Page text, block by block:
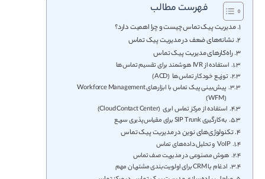
فهرست مطالب
مدیریت پیک تماس چیست و چرا اهمیت دارد؟
نشانه‌های ضعف در مدیریت پیک تماس
راه‌کارهای مدیریت پیک تماس
استفاده از IVR هوشمند برای تقسیم تماس‌ها
توزیع خودکار تماس‌ها (ACD)
پیش‌بینی پیک تماس با ابزارهای Workforce Management
(WFM)
استفاده از مرکز تماس ابری (Cloud Contact Center)
به‌کارگیری SIP Trunk برای مقیاس‌پذیری سریع
تکنولوژی‌های نوین در مدیریت پیک تماس
VoIP و تحلیل داده‌های تماس
هوش مصنوعی در مدیریت صف تماس
ادغام با CRM برای اولویت‌بندی مشتریان مهم